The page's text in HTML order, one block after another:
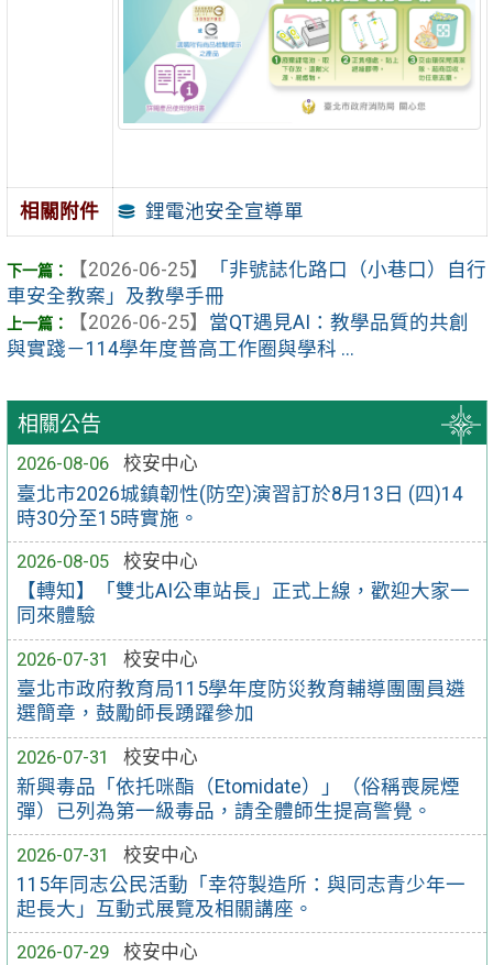
相關公告
2026-08-06
校安中心
臺北市2026城鎮韌性(防空)演習訂於8月13日 (四)14
時30分至15時實施。
2026-08-05
校安中心
【轉知】「雙北AI公車站長」正式上線，歡迎大家一
同來體驗
2026-07-31
校安中心
臺北市政府教育局115學年度防災教育輔導團團員遴
選簡章，鼓勵師長踴躍參加
2026-07-31
校安中心
新興毒品「依托咪酯（Etomidate）」（俗稱喪屍煙
彈）已列為第一級毒品，請全體師生提高警覺。
2026-07-31
校安中心
115年同志公民活動「幸符製造所：與同志青少年一
起長大」互動式展覽及相關講座。
2026-07-29
校安中心
相關附件 鋰電池安全宣導單
【2026-06-25】
「非號誌化路口（小巷口）自行
車安全教案」及教學手冊
【2026-06-25】 當QT遇見AI：教學品質的共創
與實踐－114學年度普高工作圈與學科 ...